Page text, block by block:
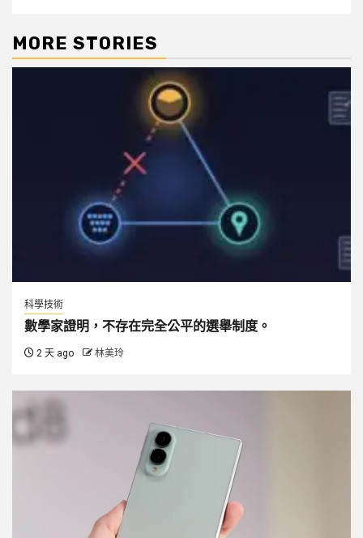
MORE STORIES
科學技術
數學家證明，不存在完全公平的選舉制度。
2 天 ago 林美玲